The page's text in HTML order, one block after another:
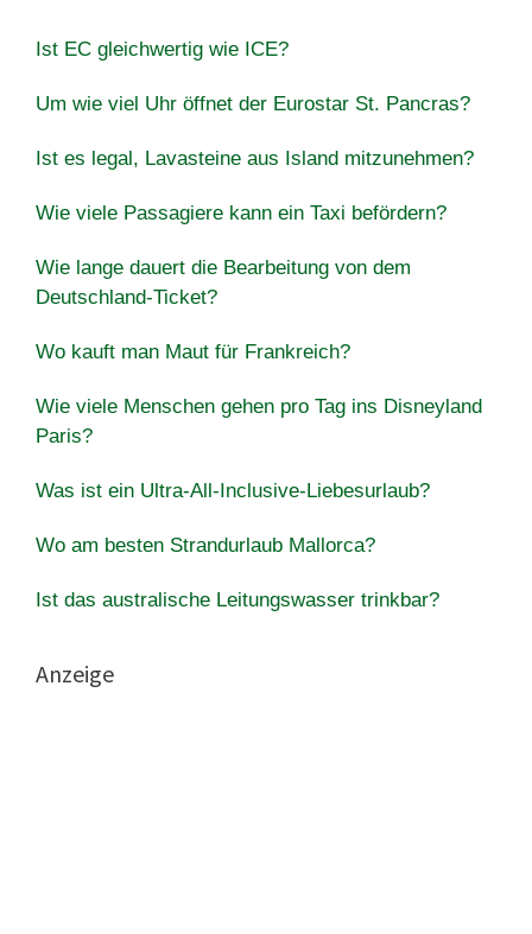
Ist EC gleichwertig wie ICE?
Um wie viel Uhr öffnet der Eurostar St. Pancras?
Ist es legal, Lavasteine ​​aus Island mitzunehmen?
Wie viele Passagiere kann ein Taxi befördern?
Wie lange dauert die Bearbeitung von dem
Deutschland-Ticket?
Wo kauft man Maut für Frankreich?
Wie viele Menschen gehen pro Tag ins Disneyland
Paris?
Was ist ein Ultra-All-Inclusive-Liebesurlaub?
Wo am besten Strandurlaub Mallorca?
Ist das australische Leitungswasser trinkbar?
Anzeige